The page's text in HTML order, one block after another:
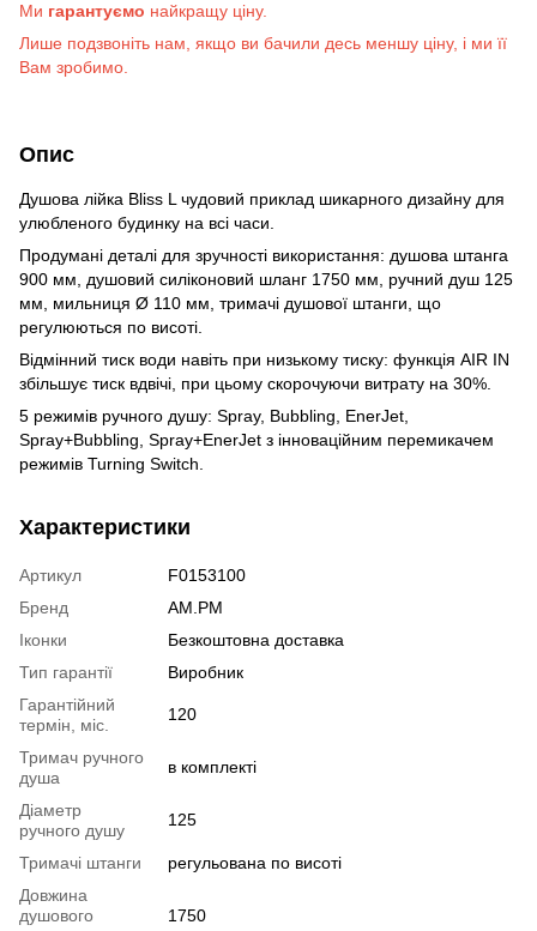
Ми гарантуємо найкращу ціну.
Лише подзвоніть нам , якщо ви бачили десь меншу ціну, і ми її
Вам зробимо
Опис
Душова лійка Bliss L чудовий приклад шикарного дизайну для
улюбленого будинку на всі часи.
Продумані деталі для зручності використання: душова штанга
900 мм, душовий силіконовий шланг 1750 мм, ручний душ 125
мм, мильниця Ø 110 мм, тримачі душової штанги, що
регулюються по висоті.
Відмінний тиск води навіть при низькому тиску: функція AIR IN
збільшує тиск вдвічі, при цьому скорочуючи витрату на 30%.
5 режимів ручного душу: Spray, Bubbling, EnerJet,
Spray+Bubbling, Spray+EnerJet з інноваційним перемикачем
режимів Turning Switch.
Характеристики
Артикул
F0153100
Бренд
AM.PM
Іконки
Безкоштовна доставка
Тип гарантії
Виробник
Гарантійний
термін, міс.
120
Тримач ручного
душа
в комплекті
Діаметр
ручного душу
125
Тримачі штанги
регульована по висоті
Довжина
душового
1750